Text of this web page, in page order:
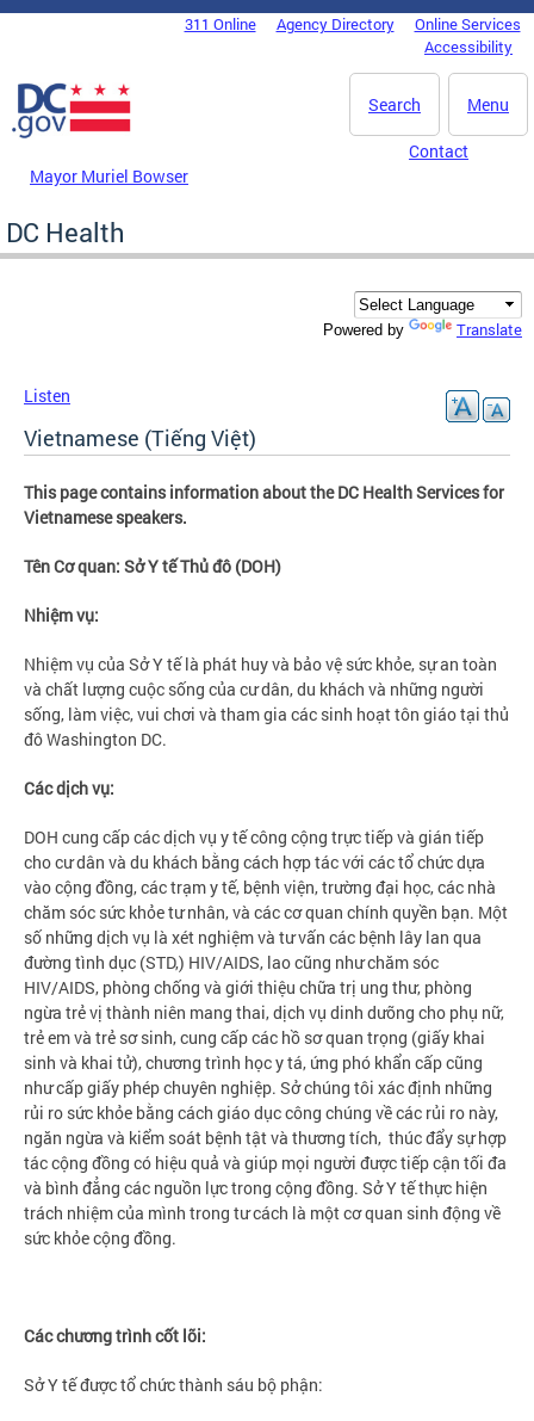
Skip to main content
DC Agency Top Menu311 Online Agency Directory
Online Services
Accessibility
Menu
Search
Mayor Muriel Bowser
Contact
DC Health
Powered by Translate
Listen
Vietnamese (Tiếng Việt)
This page contains information about the DC Health Services for
Vietnamese speakers.
Tên Cơ quan: Sở Y tế Thủ đô (DOH)
Nhiệm vụ:
Nhiệm vụ của Sở Y tế là phát huy và bảo vệ sức khỏe, sự an toàn
và chất lượng cuộc sống của cư dân, du khách và những người
sống, làm việc, vui chơi và tham gia các sinh hoạt tôn giáo tại thủ
đô Washington DC.
Các dịch vụ:
DOH cung cấp các dịch vụ y tế công cộng trực tiếp và gián tiếp
cho cư dân và du khách bằng cách hợp tác với các tổ chức dựa
vào cộng đồng, các trạm y tế, bệnh viện, trường đại học, các nhà
chăm sóc sức khỏe tư nhân, và các cơ quan chính quyền bạn. Một
số những dịch vụ là xét nghiệm và tư vấn các bệnh lây lan qua
đường tình dục (STD,) HIV/AIDS, lao cũng như chăm sóc
HIV/AIDS, phòng chống và giới thiệu chữa trị ung thư, phòng
ngừa trẻ vị thành niên mang thai, dịch vụ dinh dưỡng cho phụ nữ,
trẻ em và trẻ sơ sinh, cung cấp các hồ sơ quan trọng (giấy khai
sinh và khai tử), chương trình học y tá, ứng phó khẩn cấp cũng
như cấp giấy phép chuyên nghiệp. Sở chúng tôi xác định những
rủi ro sức khỏe bằng cách giáo dục công chúng về các rủi ro này,
ngăn ngừa và kiểm soát bệnh tật và thương tích, thúc đẩy sự hợp
tác cộng đồng có hiệu quả và giúp mọi người được tiếp cận tối đa
và bình đẳng các nguồn lực trong cộng đồng. Sở Y tế thực hiện
trách nhiệm của mình trong tư cách là một cơ quan sinh động về
sức khỏe cộng đồng.
Các chương trình cốt lõi:
Sở Y tế được tổ chức thành sáu bộ phận: